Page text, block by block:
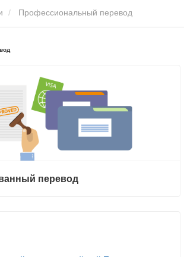
Профессиональный перевод
перевод